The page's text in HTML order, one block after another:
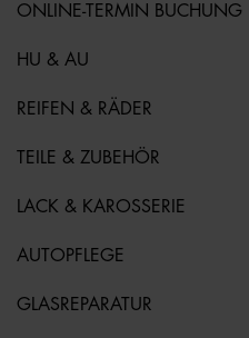
ONLINE-TERMIN BUCHUNG
HU & AU
REIFEN & RÄDER
TEILE & ZUBEHÖR
LACK & KAROSSERIE
AUTOPFLEGE
GLASREPARATUR